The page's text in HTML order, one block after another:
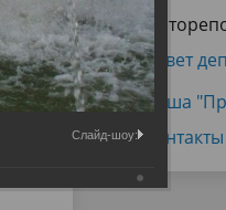
Муниципальная
Объявления
имущественного
Информационные
Совет
Наша
Контакты
Слайд-шоу: